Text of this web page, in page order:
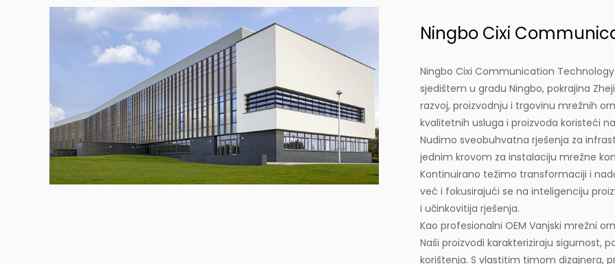
Ningbo Cixi
Ningbo Cixi Communication
sjedištem u gradu Ningbo, pokrajina
razvoj, proizvodnju i trgovinu mrežnih
kvalitetnih usluga i proizvoda koristeći
Nudimo sveobuhvatna rješenja za
jednim krovom za instalaciju mrežne
Kontinuirano težimo transformaciji i
već i fokusirajući se na inteligenciju
i učinkovitija rješenja.
Kao profesionalni OEM Vanjski mrežni
Naši proizvodi karakteriziraju sigurnost,
korištenja. S vlastitim timom dizajnera,